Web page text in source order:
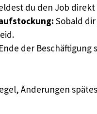
du den Job
Sobald
der
Änderungen